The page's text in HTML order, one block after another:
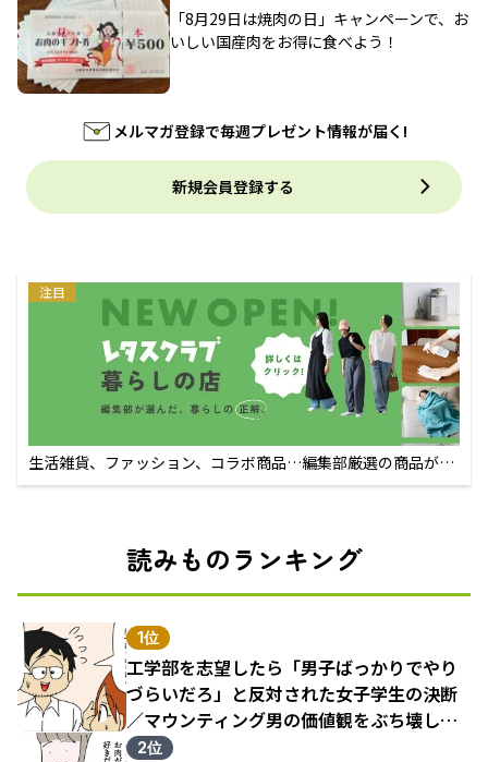
「8月29日は焼肉の日」キャンペーンで、お
いしい国産肉をお得に食べよう！
メルマガ登録で毎週プレゼント情報が届く!
新規会員登録する
注目
生活雑貨、ファッション、コラボ商品…編集部厳選の商品が買
えるECサイト
読みものランキング
1位
工学部を志望したら「男子ばっかりでやり
づらいだろ」と反対された女子学生の決断
／マウンティング男の価値観をぶち壊した
結果（1）
2位